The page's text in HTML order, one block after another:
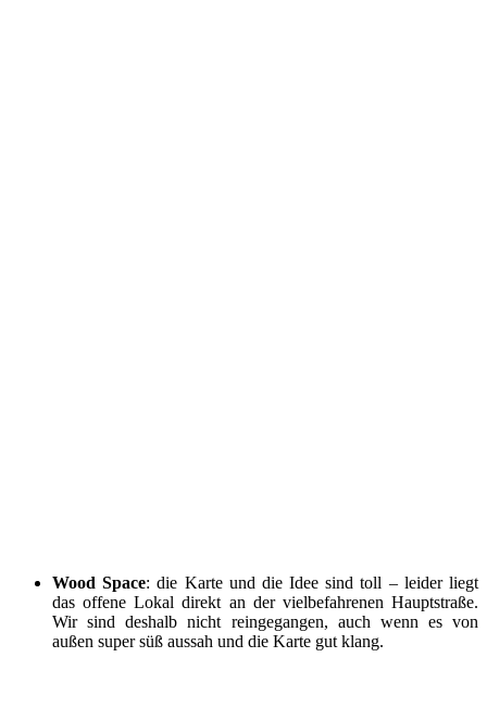
Wood Space: die Karte und die Idee sind toll – leider liegt
das offene Lokal direkt an der vielbefahrenen Hauptstraße.
Wir sind deshalb nicht reingegangen, auch wenn es von
außen super süß aussah und die Karte gut klang.